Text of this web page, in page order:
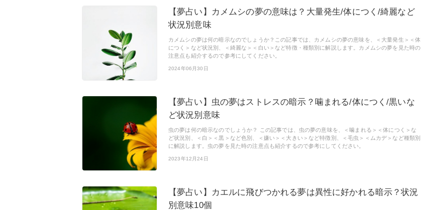
【夢占い】カメムシの夢の意味は？大量発生/体につく/綺麗など
状況別意味
カメムシの夢は何の暗示なのでしょうか？この記事では、カメムシの夢の意味を、＜大量発生＞＜体
につく＞など状況別、＜綺麗な＞＜白い＞など特徴・種類別に解説します。カメムシの夢を見た時の
注意点も紹介するので参考にしてください。
2024年06月30日
【夢占い】虫の夢はストレスの暗示？噛まれる/体につく/黒いな
ど状況別意味
虫の夢は何の暗示なのでしょうか？ この記事では、虫の夢の意味を、＜噛まれる＞＜体につく＞な
ど状況別、＜白＞＜黒＞など色別、＜嫌い＞＜大きい＞など特徴別、＜毛虫＞＜ムカデ＞など種類別
に解説します。虫の夢を見た時の注意点も紹介するので参考にしてください。
2023年12月24日
【夢占い】カエルに飛びつかれる夢は異性に好かれる暗示？状況
別意味10個